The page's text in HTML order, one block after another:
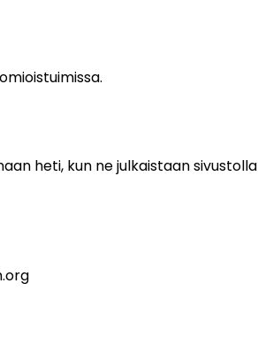
heti, kun ne julkaistaan sivustolla